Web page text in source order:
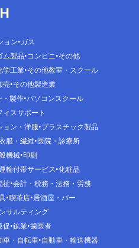
ョン ガス
ム製品 コンビニ その他
学工業 その他教室・スクール
売 その他製造業
・製作 パソコンスクール
ィスサポート
ョン・洋服 プラスチック製品
服・繊維 医院・診療所
機械 印刷
輸付帯サービス 化粧品
祉 会計・税務・法務・労務
喫茶店 居酒屋・バー
サルティング
促 鉱業 歯医者
車・自転車 自動車・輸送機器